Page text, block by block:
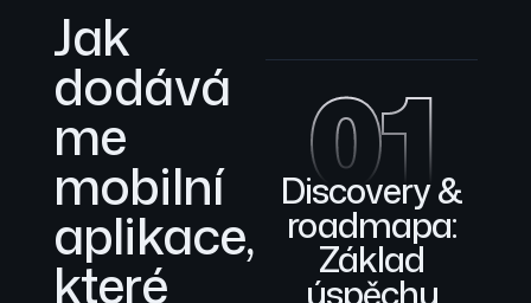
Jak
dodává
me
mobilní
aplikace,
které
01
Discovery &
roadmapa:
Základ
úspěchu